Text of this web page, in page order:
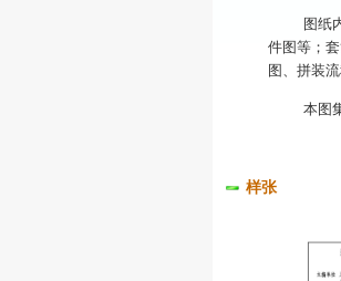
图纸内容
件图等；
图、拼装流
本图集可
样张